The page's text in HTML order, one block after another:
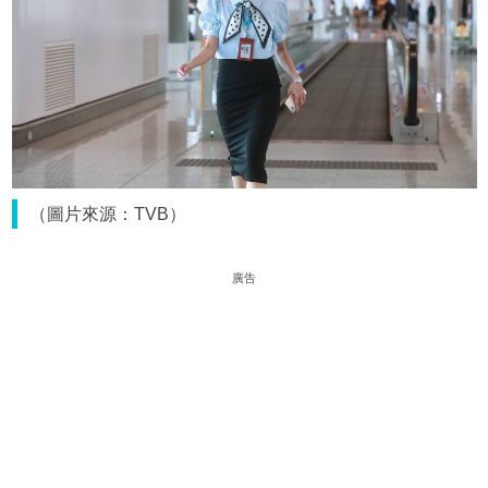
（圖片來源：TVB）
廣告